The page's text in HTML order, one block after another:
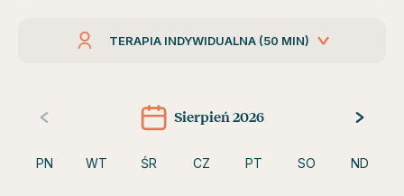
TERAPIA INDYWIDUALNA (50 MIN)
Sierpień 2026
PN WT ŚR CZ PT SO ND